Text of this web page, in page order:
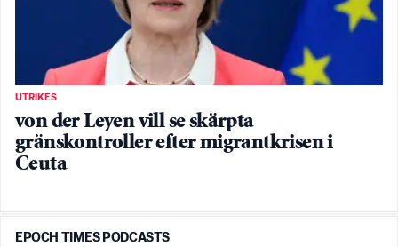
UTRIKES
von der Leyen vill se skärpta
gränskontroller efter migrantkrisen i
Ceuta
EPOCH TIMES PODCASTS